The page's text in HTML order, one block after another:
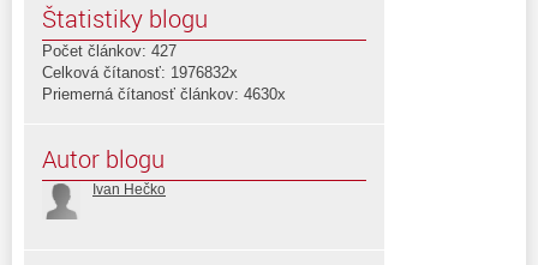
Štatistiky blogu
Počet článkov: 427
Celková čítanosť: 1976832x
Priemerná čítanosť článkov: 4630x
Autor blogu
Ivan Hečko